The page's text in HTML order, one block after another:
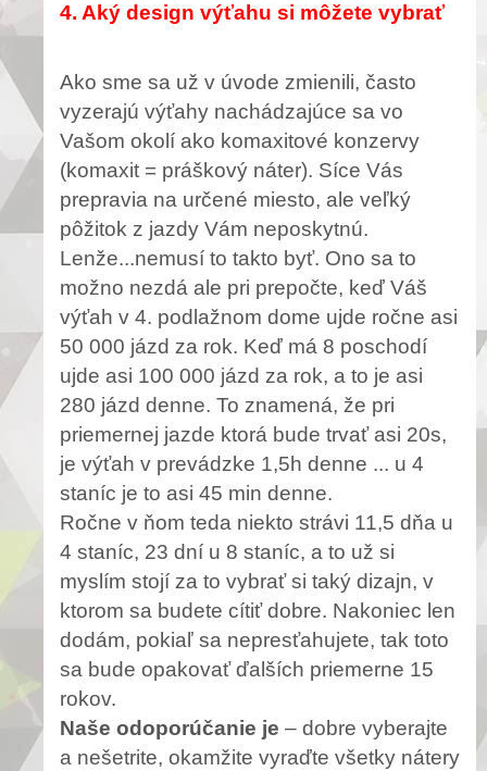
4. Aký design výťahu si môžete vybrať
Ako sme sa už v úvode zmienili, často
vyzerajú výťahy nachádzajúce sa vo
Vašom okolí ako komaxitové konzervy
(komaxit = práškový náter). Síce Vás
prepravia na určené miesto, ale veľký
pôžitok z jazdy Vám neposkytnú.
Lenže...nemusí to takto byť. Ono sa to
možno nezdá ale pri prepočte, keď Váš
výťah v 4. podlažnom dome ujde ročne asi
50 000 jázd za rok. Keď má 8 poschodí
ujde asi 100 000 jázd za rok, a to je asi
280 jázd denne. To znamená, že pri
priemernej jazde ktorá bude trvať asi 20s,
je výťah v prevádzke 1,5h denne ... u 4
staníc je to asi 45 min denne.
Ročne v ňom teda niekto strávi 11,5 dňa u
4 staníc, 23 dní u 8 staníc, a to už si
myslím stojí za to vybrať si taký dizajn, v
ktorom sa budete cítiť dobre. Nakoniec len
dodám, pokiaľ sa nepresťahujete, tak toto
sa bude opakovať ďalších priemerne 15
rokov.
Naše odoporúčanie je – dobre vyberajte
a nešetrite, okamžite vyraďte všetky nátery